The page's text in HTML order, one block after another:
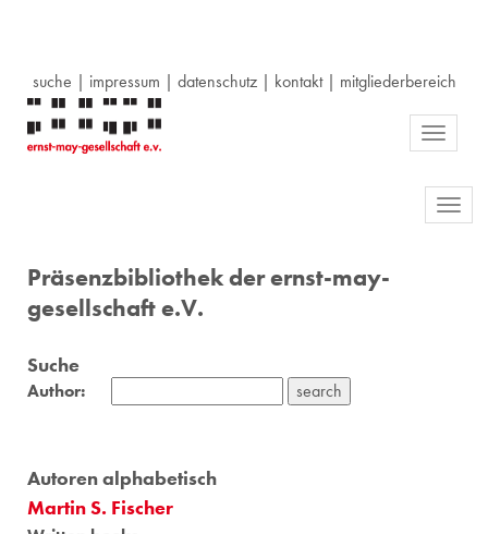
suche | impressum | datenschutz| kontakt| mitgliederbereich
Toggle
Präsenzbibliothek der ernst-may-
gesellschaft e.V.
Suche
Author:
Autoren alphabetisch
Martin S. Fischer